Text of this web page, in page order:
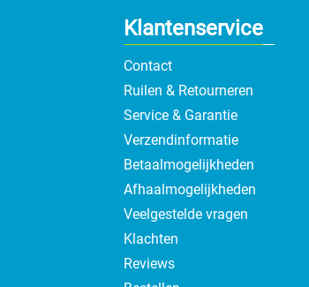
Klantenservice
Contact
Ruilen & Retourneren
Service & Garantie
Verzendinformatie
Betaalmogelijkheden
Afhaalmogelijkheden
Veelgestelde vragen
Klachten
Reviews